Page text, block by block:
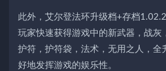
此外，艾尔登法环升级档+存档
玩家快速获得游戏中的新武器，战灰
护符，护符袋，法术，无用之人，全
好地发挥游戏的娱乐性。